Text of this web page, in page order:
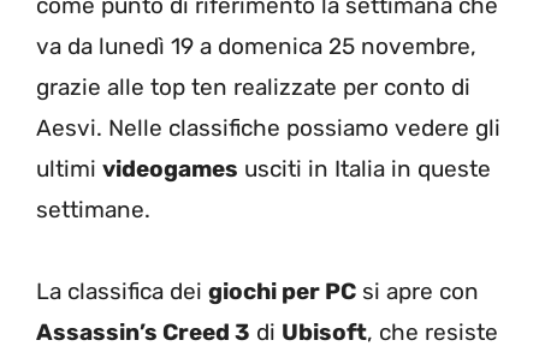
come punto di riferimento la settimana che
va da lunedì 19 a domenica 25 novembre,
grazie alle top ten realizzate per conto di
Aesvi. Nelle classifiche possiamo vedere gli
ultimi videogames usciti in Italia in queste
settimane.
La classifica dei giochi per PC si apre con
Assassin’s Creed 3 di Ubisoft, che resiste